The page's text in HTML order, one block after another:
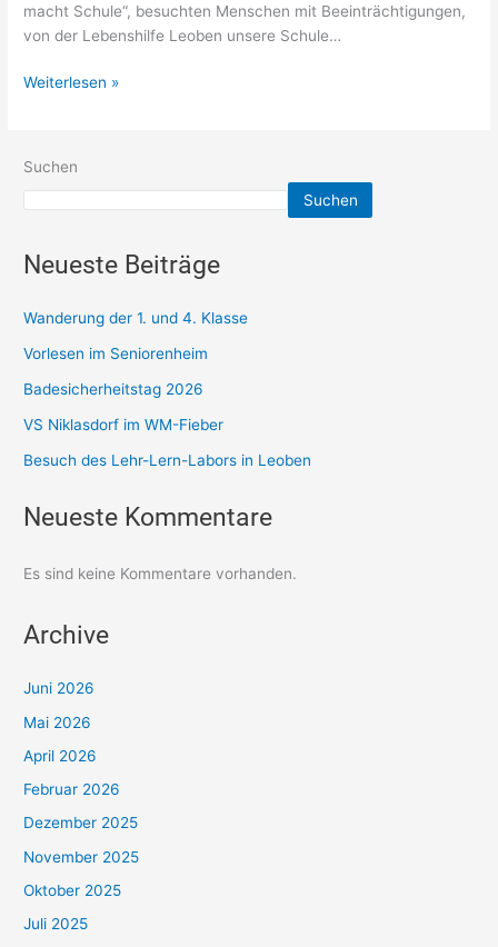
macht Schule“, besuchten Menschen mit Beeinträchtigungen,
von der Lebenshilfe Leoben unsere Schule…
Weiterlesen »
Suchen
Suchen
Neueste Beiträge
Wanderung der 1. und 4. Klasse
Vorlesen im Seniorenheim
Badesicherheitstag 2026
VS Niklasdorf im WM-Fieber
Besuch des Lehr-Lern-Labors in Leoben
Neueste Kommentare
Es sind keine Kommentare vorhanden.
Archive
Juni 2026
Mai 2026
April 2026
Februar 2026
Dezember 2025
November 2025
Oktober 2025
Juli 2025